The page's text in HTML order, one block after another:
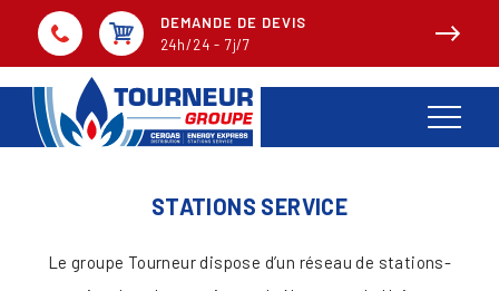
DEMANDE DE DEVIS
24h/24 - 7j/7
STATIONS SERVICE
Le groupe Tourneur dispose d’un réseau de stations-